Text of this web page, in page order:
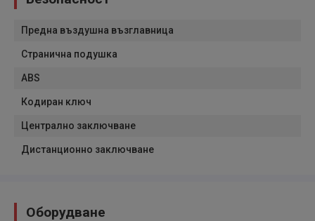
Предна въздушна възглавница
Странична подушка
ABS
Кодиран ключ
Централно заключване
Дистанционно заключване
Оборудване